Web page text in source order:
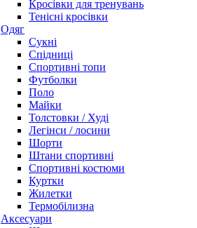
Кросівки для тренувань
Тенісні кросівки
Одяг
Сукні
Спідниці
Спортивні топи
Футболки
Поло
Майки
Толстовки / Худі
Легінси / лосини
Шорти
Штани спортивні
Спортивні костюми
Куртки
Жилетки
Термобілизна
Аксесуари